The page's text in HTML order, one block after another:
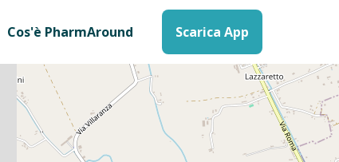
Cos'è PharmAround Scarica App